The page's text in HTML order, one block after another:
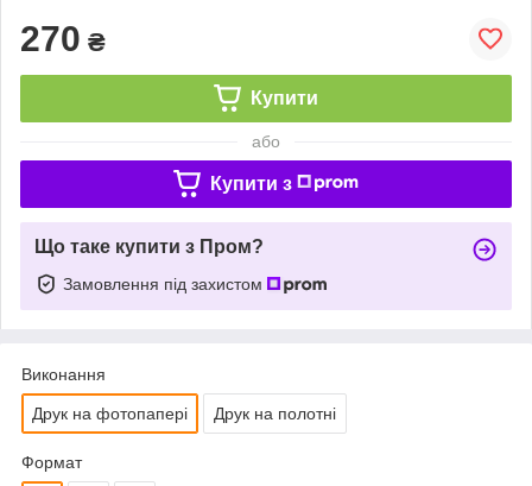
270 ₴
Купити
або
Купити з
Що таке купити з Пром?
Замовлення під захистом
Виконання
Друк на фотопапері Друк на полотні
Формат